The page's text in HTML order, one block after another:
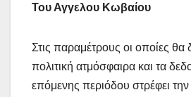
Του Αγγελου Κωβαίου
Στις παραμέτρους οι οποίες
πολιτική ατμόσφαιρα και τα
επόμενης περιόδου στρέφει